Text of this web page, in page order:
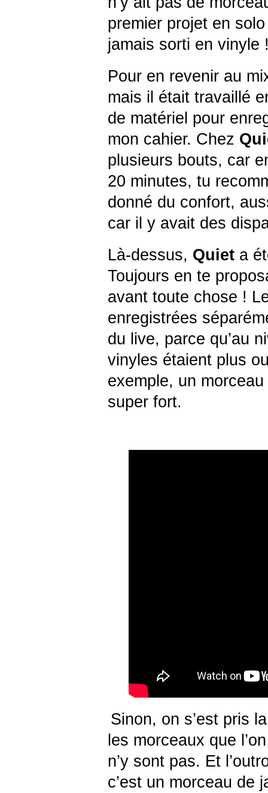
premier projet en
jamais sorti en vinyle
Pour en revenir au
mais il était travaillé
de matériel pour
mon cahier. Chez
plusieurs bouts, car
20 minutes, tu
donné du confort,
car il y avait des
Là-dessus, Quiet a
Toujours en te
avant toute chose !
enregistrées
du live, parce qu’au
vinyles étaient plus
exemple, un
super fort.
Sinon, on s’est pris
les morceaux que
n’y sont pas. Et
c’est un morceau de